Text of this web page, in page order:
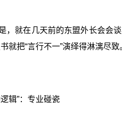
，就在几天前的东盟外长会会
就把“言行不一”演绎得淋漓尽
辑”：专业碰瓷